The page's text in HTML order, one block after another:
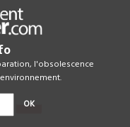
l'obsolescence
OK